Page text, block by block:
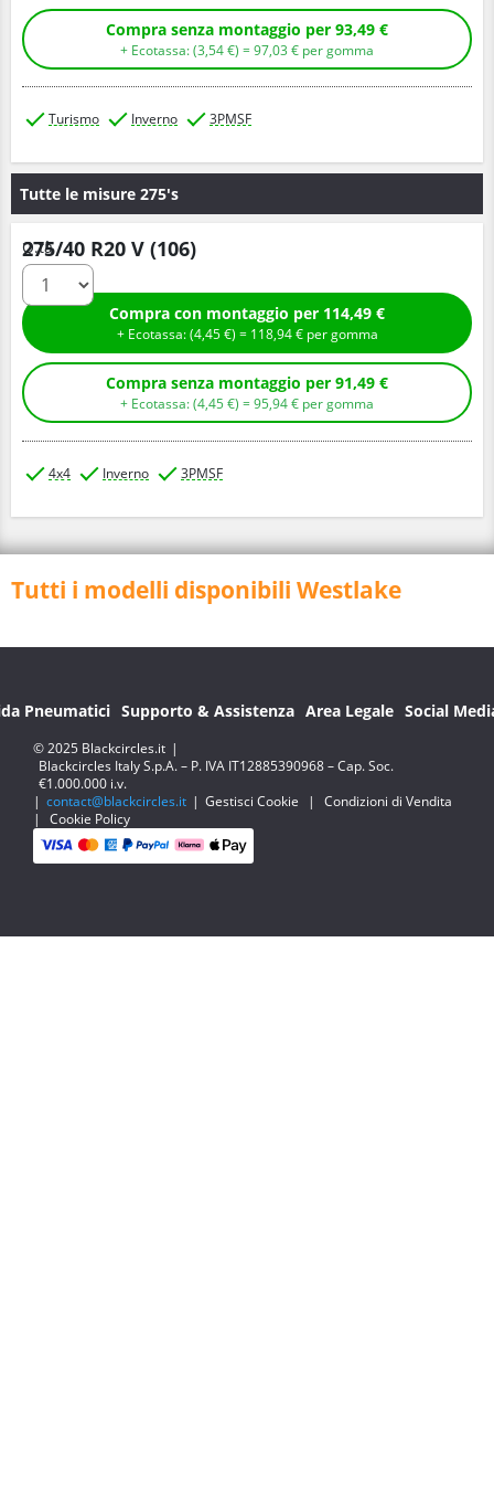
Compra senza montaggio per 93,49 €
+ Ecotassa: (3,54€ ) =97,03 € per gomma
Turismo Inverno 3PMSF
Tutte le misure 275's
275/40 R20 V (106)
Q.tà
Compra con montaggio per 114,49 €
+ Ecotassa: (4,45€ ) = 118,94€ per gomma
Compra senza montaggio per 91,49 €
+ Ecotassa: (4,45€ ) =95,94€ per gomma
4x4 Inverno 3PMSF
Tutti i modelli disponibili Westlake
Pneumatici Supporto & Assistenza Area Legale Social
© 2025 Blackcircles.it |
Blackcircles Italy S.p.A. – P. IVA IT12885390968 – Cap. Soc.
€1.000.000 i.v.
| contact@blackcircles.it | Gestisci Cookie |
Condizioni di Vendita
|
Cookie Policy